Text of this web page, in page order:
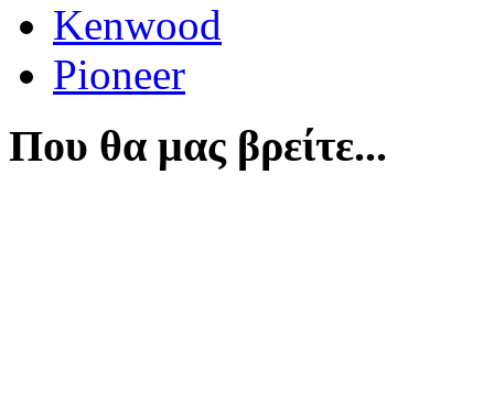
Kenwood
Pioneer
Που θα μας βρείτε...